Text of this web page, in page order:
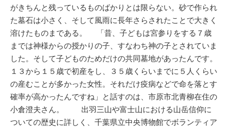
がきちんと残っているものばかりとは限らない。砂で作られ
た墓石は小さく、そして風雨に長年さらされたことで大きく
溶けたものまである。 「昔、子どもは宮参りをする７歳
までは神様からの授かりの子、すなわち神の子とされていま
した。そして子どものためだけの共同墓地があったんです。
１３から１５歳で初産をし、３５歳くらいまでに５人くらい
の産むことが多かった女性。それだけ疫病などで命を落とす
確率が高かったんですね」と話すのは、市原市北青柳在住の
小倉澄夫さん。 出羽三山や富士山における山岳信仰に
ついての歴史に詳しく、千葉県立中央博物館でボランティア